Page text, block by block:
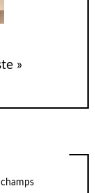
»
champs